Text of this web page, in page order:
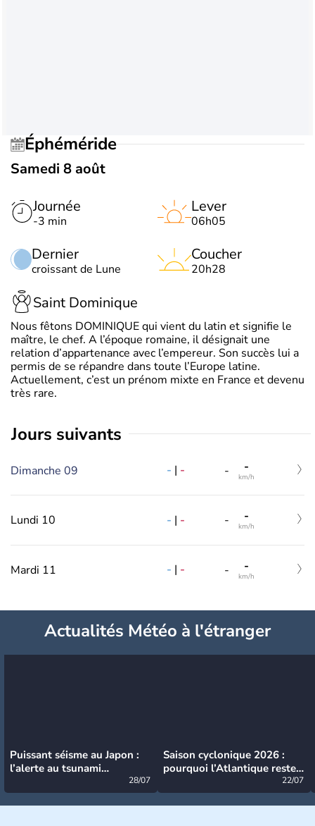
Éphéméride
Samedi 8 août
Journée
-3 min
Dernier
croissant de Lune
Lever
06h05
Coucher
20h28
Saint Dominique
Nous fêtons DOMINIQUE qui vient du latin et signifie le
maître, le chef. A l’époque romaine, il désignait une
relation d’appartenance avec l’empereur. Son succès lui a
permis de se répandre dans toute l’Europe latine.
Actuellement, c’est un prénom mixte en France et devenu
très rare.
jours suivants
Dimanche 09 - | - - -
km/h
Lundi 10 - | - - -
km/h
Mardi 11 - | - - -
km/h
Actualités Météo à l'étranger
Puissant séisme au Japon :
l’alerte au tsunami
28/07
Saison cyclonique 2026 :
pourquoi l’Atlantique reste
22/07